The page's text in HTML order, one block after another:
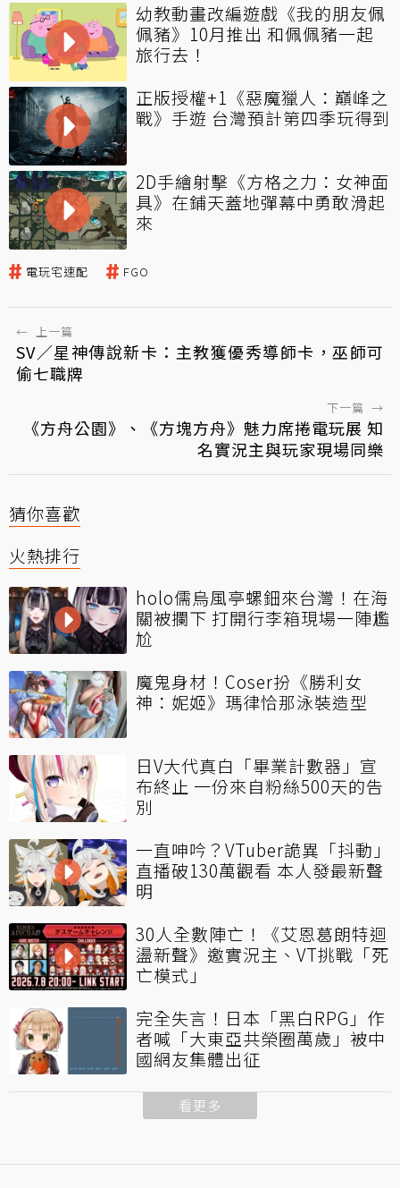
幼教動畫改編遊戲《我的朋友佩
佩豬》10月推出 和佩佩豬一起
旅行去！
正版授權+1《惡魔獵人：巔峰之
戰》手遊 台灣預計第四季玩得到
2D手繪射擊《方格之力：女神面
具》在鋪天蓋地彈幕中勇敢滑起
來
電玩宅速配 FGO
← 上一篇
SV／星神傳說新卡：主教獲優秀導師卡，巫師可
偷七職牌
下一篇 →
《方舟公園》、《方塊方舟》魅力席捲電玩展 知
名實況主與玩家現場同樂
猜你喜歡
火熱排行
holo儒烏風亭螺鈿來台灣！在海
關被攔下 打開行李箱現場一陣尷
尬
魔鬼身材！Coser扮《勝利女
神：妮姬》瑪律恰那泳裝造型
日V大代真白「畢業計數器」宣
布終止 一份來自粉絲500天的告
別
一直呻吟？VTuber詭異「抖動」
直播破130萬觀看 本人發最新聲
明
30人全數陣亡！《艾恩葛朗特迴
盪新聲》邀實況主、VT挑戰「死
亡模式」
完全失言！日本「黑白RPG」作
者喊「大東亞共榮圈萬歲」被中
國網友集體出征
看更多